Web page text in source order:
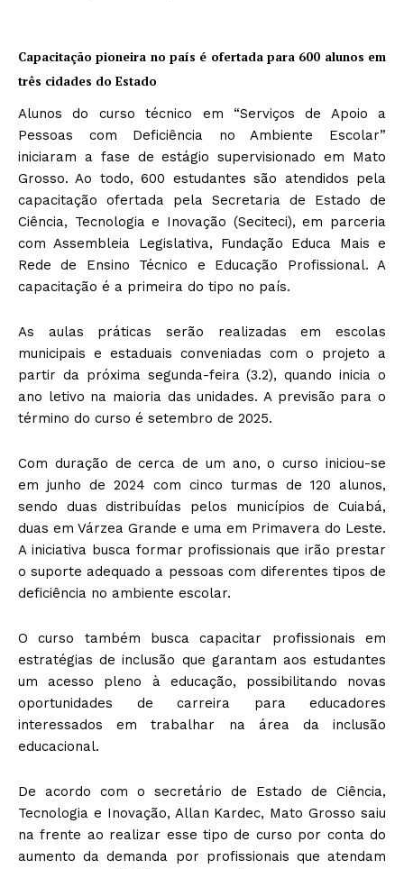
Capacitação pioneira no país é ofertada para 600 alunos em
três cidades do Estado
Alunos do curso técnico em “Serviços de Apoio a
Pessoas com Deficiência no Ambiente Escolar”
iniciaram a fase de estágio supervisionado em Mato
Grosso. Ao todo, 600 estudantes são atendidos pela
capacitação ofertada pela Secretaria de Estado de
Ciência, Tecnologia e Inovação (Seciteci), em parceria
com Assembleia Legislativa, Fundação Educa Mais e
Rede de Ensino Técnico e Educação Profissional. A
capacitação é a primeira do tipo no país.
As aulas práticas serão realizadas em escolas
municipais e estaduais conveniadas com o projeto a
partir da próxima segunda-feira (3.2), quando inicia o
ano letivo na maioria das unidades. A previsão para o
término do curso é setembro de 2025.
Com duração de cerca de um ano, o curso iniciou-se
em junho de 2024 com cinco turmas de 120 alunos,
sendo duas distribuídas pelos municípios de Cuiabá,
duas em Várzea Grande e uma em Primavera do Leste.
A iniciativa busca formar profissionais que irão prestar
o suporte adequado a pessoas com diferentes tipos de
deficiência no ambiente escolar.
O curso também busca capacitar profissionais em
estratégias de inclusão que garantam aos estudantes
um acesso pleno à educação, possibilitando novas
oportunidades de carreira para educadores
interessados em trabalhar na área da inclusão
educacional.
De acordo com o secretário de Estado de Ciência,
Tecnologia e Inovação, Allan Kardec, Mato Grosso saiu
na frente ao realizar esse tipo de curso por conta do
aumento da demanda por profissionais que atendam